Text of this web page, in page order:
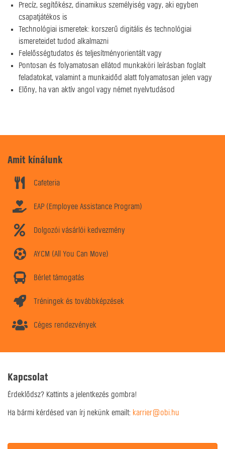
Precíz, segítőkész, dinamikus személyiség vagy, aki egyben
csapatjátékos is
Technológiai ismeretek: korszerű digitális és technológiai
ismereteidet tudod alkalmazni
Felelősségtudatos és teljesítményorientált vagy
Pontosan és folyamatosan ellátod munkaköri leírásban foglalt
feladatokat, valamint a munkaidőd alatt folyamatosan jelen vagy
Előny, ha van aktív angol vagy német nyelvtudásod
Amit kínálunk
Cafeteria
EAP (Employee Assistance Program)
Dolgozói vásárlói kedvezmény
AYCM (All You Can Move)
Bérlet támogatás
Tréningek és továbbképzések
Céges rendezvények
Kapcsolat
Érdeklődsz? Kattints a jelentkezés gombra!
Ha bármi kérdésed van írj nekünk emailt: karrier@obi.hu